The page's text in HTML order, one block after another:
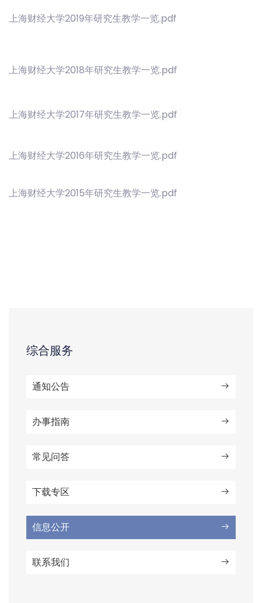
上海财经大学2019年研究生教学一览.pdf
上海财经大学2018年研究生教学一览.pdf
上海财经大学2017年研究生教学一览.pdf
上海财经大学2016年研究生教学一览.pdf
上海财经大学2015年研究生教学一览.pdf
综合服务
通知公告
办事指南
常见问答
下载专区
信息公开
联系我们